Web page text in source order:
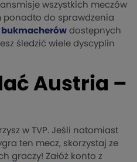
wszystkich meczów
ponadto do sprawdzenia
dostępnych
śledzić wiele dyscyplin
Austria –
w TVP. Jeśli natomiast
ten mecz, skorzystaj ze
graczy! Załóż konto z